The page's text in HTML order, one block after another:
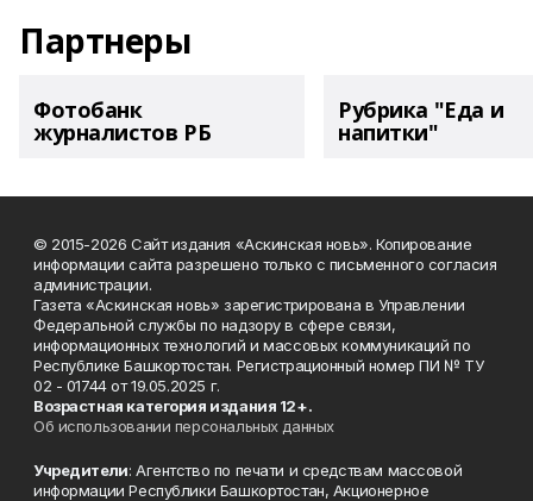
Партнеры
Фотобанк
журналистов РБ
Рубрика "Еда и
напитки"
© 2015-2026 Сайт издания «Аскинская новь». Копирование
информации сайта разрешено только с письменного согласия
администрации.
Газета «Аскинская новь» зарегистрирована в Управлении
Федеральной службы по надзору в сфере связи,
информационных технологий и массовых коммуникаций по
Республике Башкортостан. Регистрационный номер ПИ № ТУ
02 - 01744 от 19.05.2025 г.
Возрастная категория издания 12+.
Об использовании персональных данных
Учредители: Агентство по печати и средствам массовой
информации Республики Башкортостан, Акционерное